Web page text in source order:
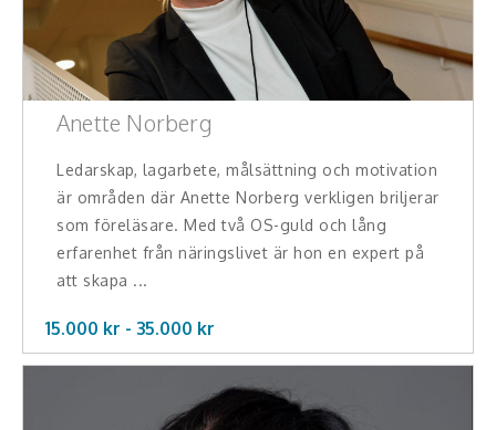
Underhållning och event
Event
Humoristiska föredrag
Ljus och belysning
Konst
Musiker
Something a Little Different
Anette Norberg
Ledarskap, lagarbete, målsättning och motivation
är områden där Anette Norberg verkligen briljerar
som föreläsare. Med två OS-guld och lång
erfarenhet från näringslivet är hon en expert på
att skapa ...
15.000 kr - 35.000 kr